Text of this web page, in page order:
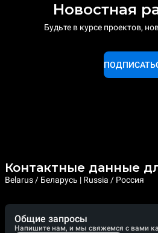
Новостная
Будьте в курсе проектов,
Контактные данные
Belarus / Беларусь | Russia / Россия
Общие запросы
Напишите нам, и мы свяжемся с вами